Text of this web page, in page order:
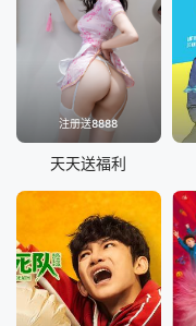
注册送8888
天天送福利